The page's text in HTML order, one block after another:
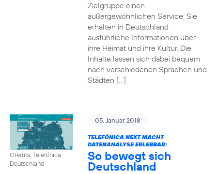
Zielgruppe einen
außergewöhnlichen Service: Sie
erhalten in Deutschland
ausführliche Informationen über
ihre Heimat und ihre Kultur. Die
Inhalte lassen sich dabei bequem
nach verschiedenen Sprachen und
Städten […]
Credits: Telefónica
Deutschland
05. Januar 2018
TELEFÓNICA NEXT MACHT
DATENANALYSE ERLEBBAR:
So bewegt sich
Deutschland